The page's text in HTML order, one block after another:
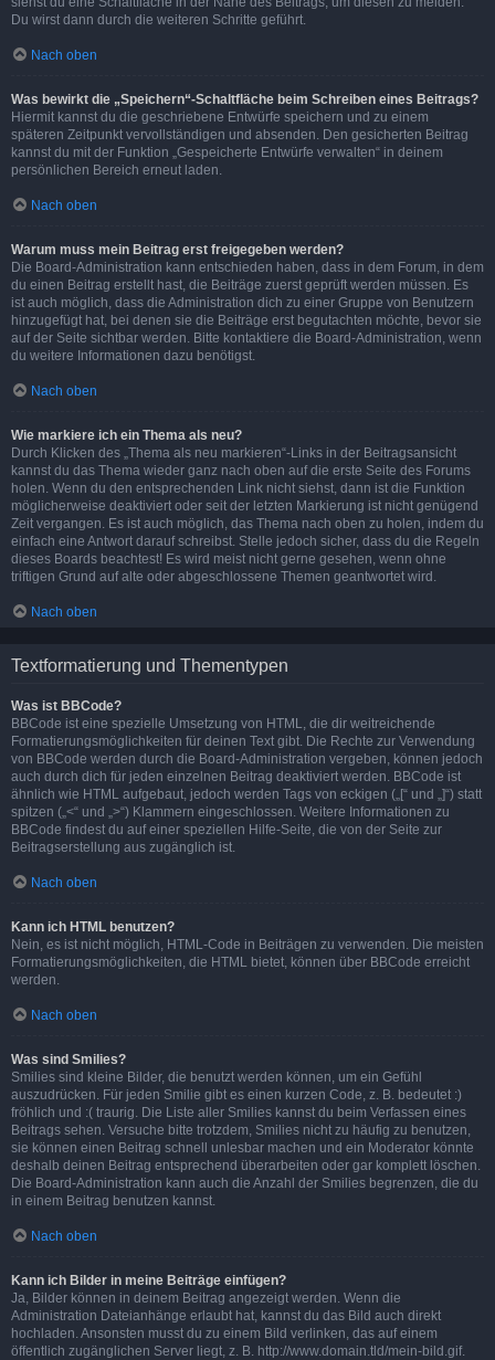
Du wirst dann durch die weiteren Schritte geführt.
Nach oben
Was bewirkt die „Speichern“-Schaltfläche beim Schreiben eines Beitrags?
Hiermit kannst du die geschriebene Entwürfe speichern und zu einem
späteren Zeitpunkt vervollständigen und absenden. Den gesicherten Beitrag
kannst du mit der Funktion „Gespeicherte Entwürfe verwalten“ in deinem
persönlichen Bereich erneut laden.
Nach oben
Warum muss mein Beitrag erst freigegeben werden?
Die Board-Administration kann entschieden haben, dass in dem Forum, in dem
du einen Beitrag erstellt hast, die Beiträge zuerst geprüft werden müssen. Es
ist auch möglich, dass die Administration dich zu einer Gruppe von Benutzern
hinzugefügt hat, bei denen sie die Beiträge erst begutachten möchte, bevor sie
auf der Seite sichtbar werden. Bitte kontaktiere die Board-Administration, wenn
du weitere Informationen dazu benötigst.
Nach oben
Wie markiere ich ein Thema als neu?
Durch Klicken des „Thema als neu markieren“-Links in der Beitragsansicht
kannst du das Thema wieder ganz nach oben auf die erste Seite des Forums
holen. Wenn du den entsprechenden Link nicht siehst, dann ist die Funktion
möglicherweise deaktiviert oder seit der letzten Markierung ist nicht genügend
Zeit vergangen. Es ist auch möglich, das Thema nach oben zu holen, indem du
einfach eine Antwort darauf schreibst. Stelle jedoch sicher, dass du die Regeln
dieses Boards beachtest! Es wird meist nicht gerne gesehen, wenn ohne
triftigen Grund auf alte oder abgeschlossene Themen geantwortet wird.
Nach oben
Textformatierung und Thementypen
Was ist BBCode?
BBCode ist eine spezielle Umsetzung von HTML, die dir weitreichende
Formatierungsmöglichkeiten für deinen Text gibt. Die Rechte zur Verwendung
von BBCode werden durch die Board-Administration vergeben, können jedoch
auch durch dich für jeden einzelnen Beitrag deaktiviert werden. BBCode ist
ähnlich wie HTML aufgebaut, jedoch werden Tags von eckigen („[“ und „]“) statt
spitzen („<“ und „>“) Klammern eingeschlossen. Weitere Informationen zu
BBCode findest du auf einer speziellen Hilfe-Seite, die von der Seite zur
Beitragserstellung aus zugänglich ist.
Nach oben
Kann ich HTML benutzen?
Nein, es ist nicht möglich, HTML-Code in Beiträgen zu verwenden. Die meisten
Formatierungsmöglichkeiten, die HTML bietet, können über BBCode erreicht
werden.
Nach oben
Was sind Smilies?
Smilies sind kleine Bilder, die benutzt werden können, um ein Gefühl
auszudrücken. Für jeden Smilie gibt es einen kurzen Code, z. B. bedeutet :)
fröhlich und :( traurig. Die Liste aller Smilies kannst du beim Verfassen eines
Beitrags sehen. Versuche bitte trotzdem, Smilies nicht zu häufig zu benutzen,
sie können einen Beitrag schnell unlesbar machen und ein Moderator könnte
deshalb deinen Beitrag entsprechend überarbeiten oder gar komplett löschen.
Die Board-Administration kann auch die Anzahl der Smilies begrenzen, die du
in einem Beitrag benutzen kannst.
Nach oben
Kann ich Bilder in meine Beiträge einfügen?
Ja, Bilder können in deinem Beitrag angezeigt werden. Wenn die
Administration Dateianhänge erlaubt hat, kannst du das Bild auch direkt
hochladen. Ansonsten musst du zu einem Bild verlinken, das auf einem
öffentlich zugänglichen Server liegt, z. B. http://www.domain.tld/mein-bild.gif.